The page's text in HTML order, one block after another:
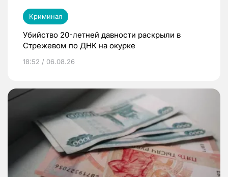
Криминал
Убийство 20-летней давности раскрыли в
Стрежевом по ДНК на окурке
18:52 / 06.08.26